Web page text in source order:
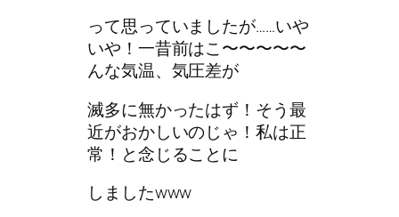
って思っていましたが……いや
いや！一昔前はこ〜〜〜〜〜
んな気温、気圧差が
滅多に無かったはず！そう最
近がおかしいのじゃ！私は正
常！と念じることに
しましたwww